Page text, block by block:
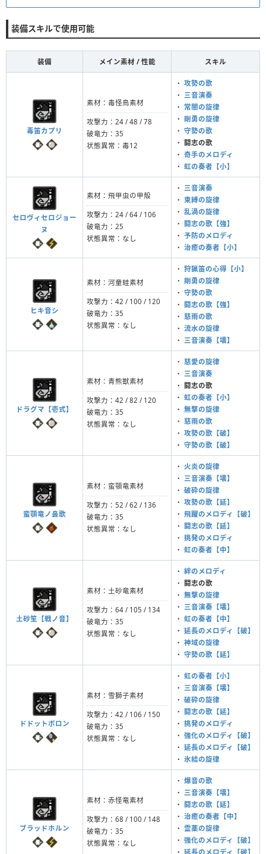
装備スキルで使用可能
装備 メイン素材 / 性能 スキル
毒笛カプリ
素材：毒怪鳥素材
攻撃力：24 / 48 / 78
破竜力：35
状態異常：毒12
・ 攻勢の歌
・ 三音演奏
・ 常闇の旋律
・ 剛勇の旋律
・ 守勢の歌
・
闘志の歌
・ 奇手のメロディ
・ 虹の奏者【小】
セロヴィセロジョー
ヌ
素材：飛甲虫の甲殻
攻撃力：24 / 64 / 106
破竜力：25
状態異常：なし
・ 三音演奏
・ 束縛の旋律
・ 乱渦の旋律
・
闘志の歌【強】
・ 予防のメロディ
・ 治癒の奏者【小】
ヒキ音シ
素材：河童蛙素材
攻撃力：42 / 100 / 120
破竜力：35
状態異常：なし
・ 狩猟笛の心得【小】
・ 剛勇の旋律
・ 守勢の歌
・
闘志の歌【強】
・ 慈雨の歌
・ 流水の旋律
・ 三音演奏【壊】
ドラグマ【壱式】
素材：青熊獣素材
攻撃力：42 / 82 / 120
破竜力：35
状態異常：なし
・ 慈愛の旋律
・ 三音演奏
・
闘志の歌
・ 虹の奏者【小】
・ 無撃の旋律
・ 慈雨の歌
・ 攻勢の歌【破】
・ 守勢の歌【破】
蛮顎竜ノ鼻歌
素材：蛮顎竜素材
攻撃力：52 / 62 / 136
破竜力：35
状態異常：なし
・ 火炎の旋律
・ 三音演奏【壊】
・ 破砕の旋律
・ 攻勢の歌【延】
・ 飛躍のメロディ【破】
・
闘志の歌【延】
・ 挑発のメロディ
・ 虹の奏者【中】
土砂笙【戦ノ音】
素材：土砂竜素材
攻撃力：64 / 105 / 134
破竜力：35
状態異常：なし
・ 絆のメロディ
・
闘志の歌
・ 無撃の旋律
・ 三音演奏【壊】
・ 虹の奏者【中】
・ 延長のメロディ【破】
・ 神域の旋律
・ 守勢の歌【延】
ドドットボロン
素材：雪獅子素材
攻撃力：42 / 106 / 150
破竜力：35
状態異常：なし
・ 虹の奏者【小】
・ 三音演奏【壊】
・ 破砕の旋律
・
闘志の歌【延】
・ 挑発のメロディ
・ 強化のメロディ【破】
・ 延長のメロディ【破】
・ 氷結の旋律
ブラッドホルン
素材：赤怪竜素材
攻撃力：68 / 100 / 148
破竜力：35
状態異常：なし
・ 爆音の歌
・ 三音演奏【壊】
・
闘志の歌【延】
・ 治癒の奏者【中】
・ 霊薬の旋律
・ 強化のメロディ【破】
・ 延長のメロディ【破】